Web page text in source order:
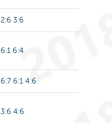
2:6 3:6
6:1 6:4
6:7 6:1 4:6
3:6 4:6